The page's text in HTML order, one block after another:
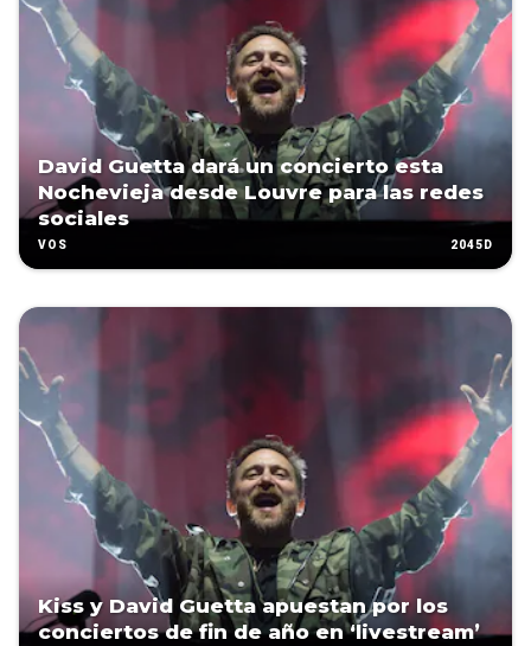
David Guetta dará un concierto esta
Nochevieja desde Louvre para las redes
sociales
VOS 2045D
Kiss y David Guetta apuestan por los
conciertos de fin de año en ‘livestream’